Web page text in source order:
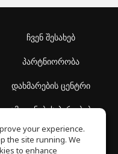
ჩვენ შესახებ
პარტნიორობა
დახმარების ცენტრი
გამოყენების პირობები
კონფიდენციალურობის
პოლიტიკა
your experience.
the site running. We
to enhance